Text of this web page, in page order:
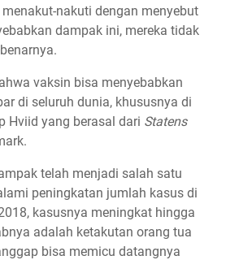
nakuti dengan menyebut
dampak ini, mereka tidak
vaksin bisa menyebabkan
di seluruh dunia, khususnya di
Hviid yang berasal dari Statens
telah menjadi salah satu
peningkatan jumlah kasus di
kasusnya meningkat hingga
adalah ketakutan orang tua
bisa memicu datangnya